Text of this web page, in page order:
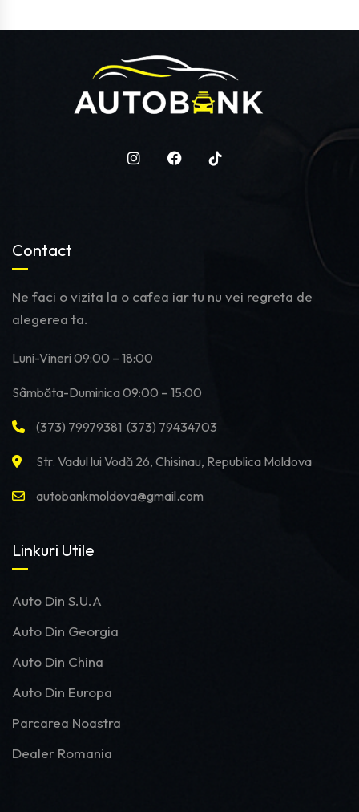
Contact
Ne faci o vizita la o cafea iar tu nu vei regreta de
alegerea ta.
Luni-Vineri 09:00 – 18:00
Sâmbăta-Duminica 09:00 – 15:00
(373) 79979381 (373) 79434703
Str. Vadul lui Vodă 26, Chisinau, Republica Moldova
autobankmoldova@gmail.com
Linkuri Utile
Auto Din S.U.A
Auto Din Georgia
Auto Din China
Auto Din Europa
Parcarea Noastra
Dealer Romania